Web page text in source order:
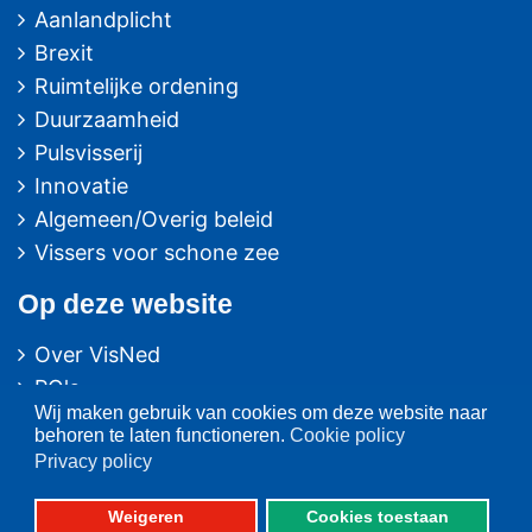
Wij maken gebruik van cookies om deze website naar
behoren te laten functioneren. Cookie policy
Privacy policy
Weigeren Cookies toestaan
Aanlandplicht
Brexit
Ruimtelijke ordening
Duurzaamheid
Pulsvisserij
Innovatie
Algemeen/Overig beleid
Vissers voor schone zee
Op deze website
Over VisNed
PO's
Vertegenwoordiging
Contact